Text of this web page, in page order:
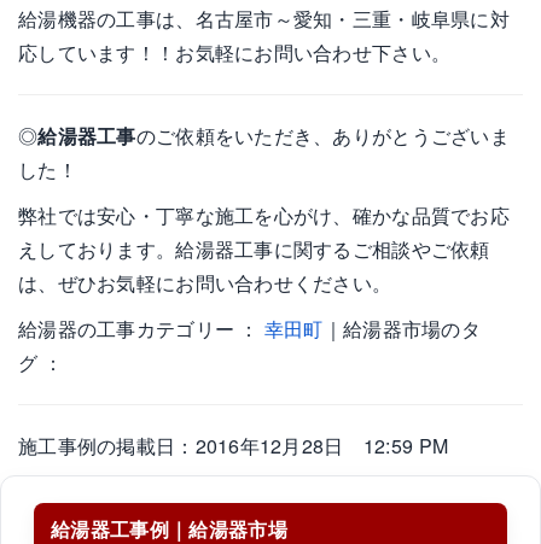
給湯機器の工事は、名古屋市～愛知・三重・岐阜県に対
応しています！！お気軽にお問い合わせ下さい。
◎給湯器工事のご依頼をいただき、ありがとうございま
した！
弊社では安心・丁寧な施工を心がけ、確かな品質でお応
えしております。給湯器工事に関するご相談やご依頼
は、ぜひお気軽にお問い合わせください。
給湯器の工事カテゴリー ： 幸田町 ｜給湯器市場のタ
グ ：
施工事例の掲載日：2016年12月28日 12:59 PM
給湯器工事例｜給湯器市場